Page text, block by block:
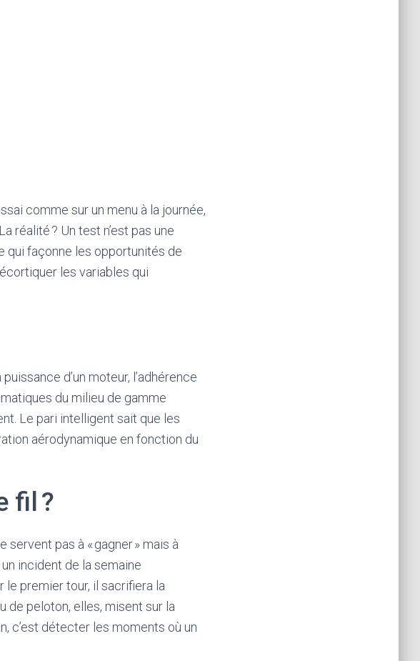
comme sur un menu à la journée,
réalité ? Un test n’est pas une
qui façonne les opportunités de
les variables qui
d’un moteur, l’adhérence
du milieu de gamme
Le pari intelligent sait que les
aérodynamique en fonction du
fil ?
pas à « gagner » mais à
incident de la semaine
le premier tour, il sacrifiera la
de peloton, elles, misent sur la
c’est détecter les moments où un